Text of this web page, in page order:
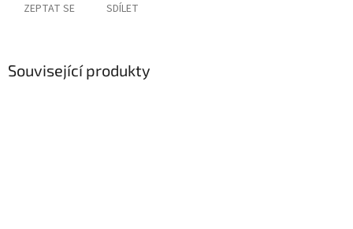
ZEPTAT SE SDÍLET
Související produkty